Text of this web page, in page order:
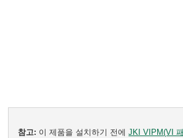
참고: 이 제품을 설치하기 전에JKI VIPM(VI